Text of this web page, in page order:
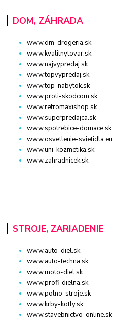
DOM, ZÁHRADA
www.dm-drogeria.sk
www.kvalitnytovar.sk
www.najvypredaj.sk
www.topvypredaj.sk
www.top-nabytok.sk
www.proti-skodcom.sk
www.retromaxishop.sk
www.superpredajca.sk
www.spotrebice-domace.sk
www.osvetlenie-svietidla.eu
www.uni-kozmetika.sk
www.zahradnicek.sk
STROJE, ZARIADENIE
www.auto-diel.sk
www.auto-techna.sk
www.moto-diel.sk
www.profi-dielna.sk
www.polno-stroje.sk
www.krby-kotly.sk
www.stavebnictvo-online.sk